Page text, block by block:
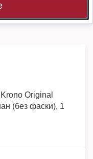
Original
(без фаски), 1